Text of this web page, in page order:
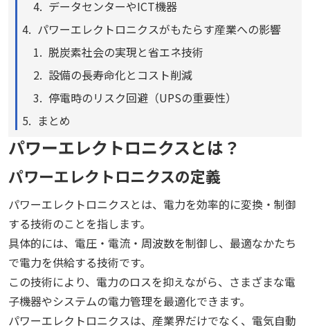
データセンターやICT機器
パワーエレクトロニクスがもたらす産業への影響
脱炭素社会の実現と省エネ技術
設備の長寿命化とコスト削減
停電時のリスク回避（UPSの重要性）
まとめ
パワーエレクトロニクスとは？
パワーエレクトロニクスの定義
パワーエレクトロニクスとは、電力を効率的に変換・制御
する技術のことを指します。
具体的には、電圧・電流・周波数を制御し、最適なかたち
で電力を供給する技術です。
この技術により、電力のロスを抑えながら、さまざまな電
子機器やシステムの電力管理を最適化できます。
パワーエレクトロニクスは、産業界だけでなく、電気自動